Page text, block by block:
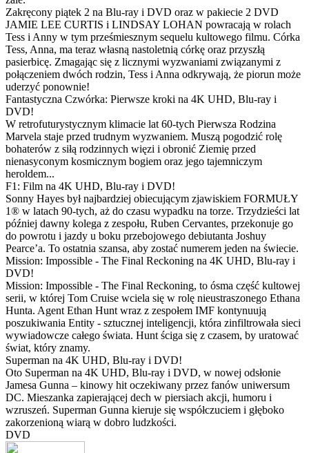
Zakręcony piątek 2 na Blu-ray i DVD oraz w pakiecie 2 DVD
JAMIE LEE CURTIS i LINDSAY LOHAN powracają w rolach
Tess i Anny w tym prześmiesznym sequelu kultowego filmu. Córka
Tess, Anna, ma teraz własną nastoletnią córkę oraz przyszłą
pasierbicę. Zmagając się z licznymi wyzwaniami związanymi z
połączeniem dwóch rodzin, Tess i Anna odkrywają, że piorun może
uderzyć ponownie!
Fantastyczna Czwórka: Pierwsze kroki na 4K UHD, Blu-ray i
DVD!
W retrofuturystycznym klimacie lat 60-tych Pierwsza Rodzina
Marvela staje przed trudnym wyzwaniem. Muszą pogodzić rolę
bohaterów z siłą rodzinnych więzi i obronić Ziemię przed
nienasyconym kosmicznym bogiem oraz jego tajemniczym
heroldem...
F1: Film na 4K UHD, Blu-ray i DVD!
Sonny Hayes był najbardziej obiecującym zjawiskiem FORMUŁY
1® w latach 90-tych, aż do czasu wypadku na torze. Trzydzieści lat
później dawny kolega z zespołu, Ruben Cervantes, przekonuje go
do powrotu i jazdy u boku przebojowego debiutanta Joshuy
Pearce’a. To ostatnia szansa, aby zostać numerem jeden na świecie.
Mission: Impossible - The Final Reckoning na 4K UHD, Blu-ray i
DVD!
Mission: Impossible - The Final Reckoning, to ósma część kultowej
serii, w której Tom Cruise wciela się w rolę nieustraszonego Ethana
Hunta. Agent Ethan Hunt wraz z zespołem IMF kontynuują
poszukiwania Entity - sztucznej inteligencji, która zinfiltrowała sieci
wywiadowcze całego świata. Hunt ściga się z czasem, by uratować
świat, który znamy.
Superman na 4K UHD, Blu-ray i DVD!
Oto Superman na 4K UHD, Blu-ray i DVD, w nowej odsłonie
Jamesa Gunna – kinowy hit oczekiwany przez fanów uniwersum
DC. Mieszanka zapierającej dech w piersiach akcji, humoru i
wzruszeń. Superman Gunna kieruje się współczuciem i głęboko
zakorzenioną wiarą w dobro ludzkości.
DVD